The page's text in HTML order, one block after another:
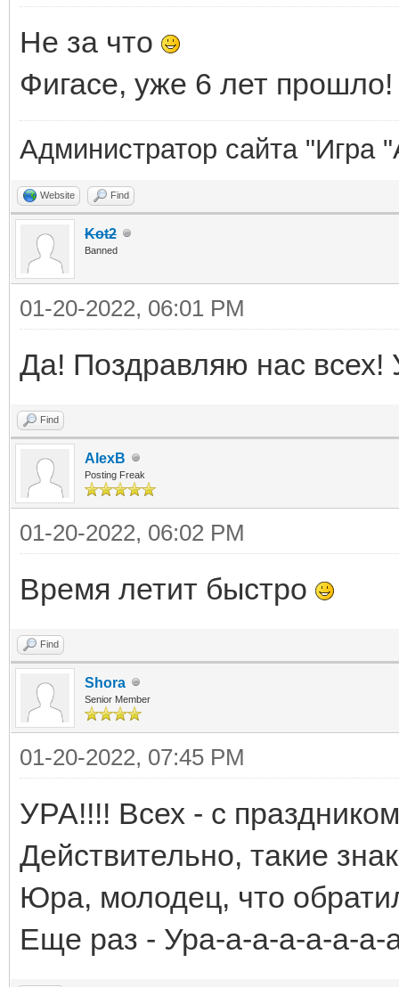
Не за что
Фигасе, уже 6 лет прошло!
Администратор сайта "Игра
Website Find
Kot2
Banned
01-20-2022, 06:01 PM
Да! Поздравляю нас всех!
Find
AlexB
Posting Freak
01-20-2022, 06:02 PM
Время летит быстро
Find
Shora
Senior Member
01-20-2022, 07:45 PM
УРА!!!! Всех - с
Действительно, такие
Юра, молодец, что
Еще раз - Ура-а-а-а-а-а-а-